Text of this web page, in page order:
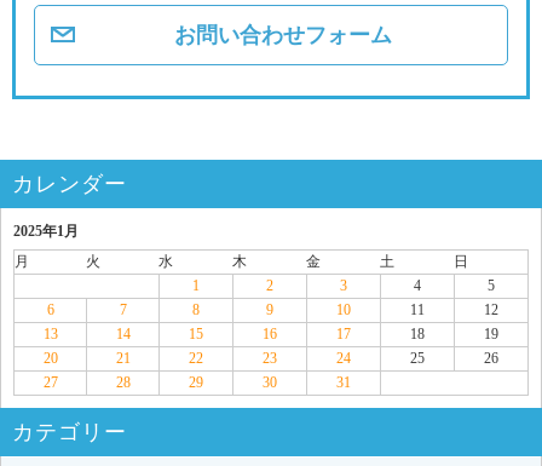
お問い合わせフォーム
カレンダー
2025年1月
月
火 水 木 金 土
日
1
2 3 4
5
6
7 8 9 10 11
12
13
14 15 16 17 18
19
20
21 22 23 24 25
26
27
28 29 30 31
カテゴリー